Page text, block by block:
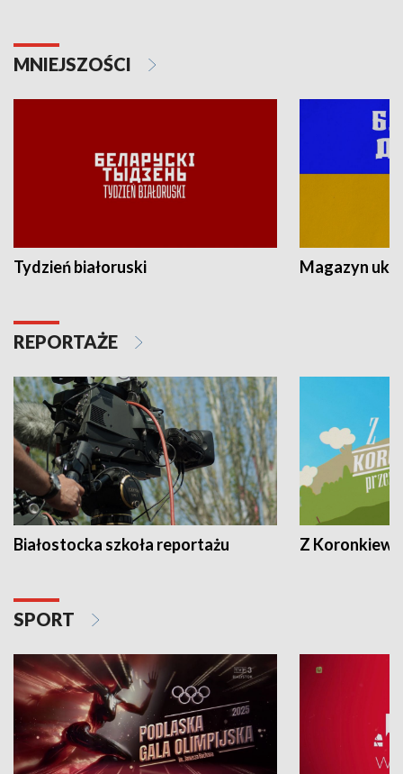
MNIEJSZOŚCI
Tydzień białoruski Magazyn
REPORTAŻE
Białostocka szkoła reportażu Z
SPORT